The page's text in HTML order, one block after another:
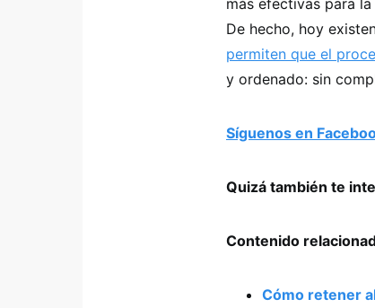
más efectivas para
De hecho, hoy
permiten que el
y ordenado: sin
Síguenos en
Quizá también te
Contenido
Cómo retener